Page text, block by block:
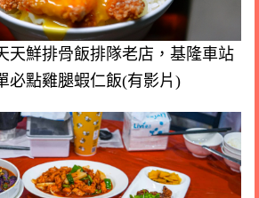
天鮮排骨飯排隊老店，基隆車站
必點雞腿蝦仁飯(有影片)